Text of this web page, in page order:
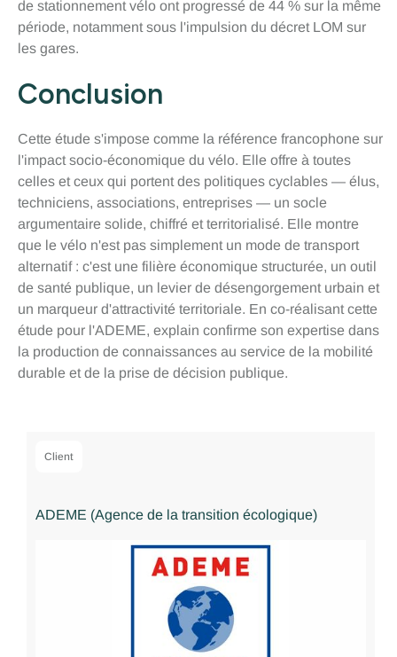
de stationnement vélo ont progressé de 44 % sur la même
période, notamment sous l'impulsion du décret LOM sur
les gares.
Conclusion
Cette étude s'impose comme la référence francophone sur
l'impact socio-économique du vélo. Elle offre à toutes
celles et ceux qui portent des politiques cyclables — élus,
techniciens, associations, entreprises — un socle
argumentaire solide, chiffré et territorialisé. Elle montre
que le vélo n'est pas simplement un mode de transport
alternatif : c'est une filière économique structurée, un outil
de santé publique, un levier de désengorgement urbain et
un marqueur d'attractivité territoriale. En co-réalisant cette
étude pour l'ADEME, explain confirme son expertise dans
la production de connaissances au service de la mobilité
durable et de la prise de décision publique.
Client
ADEME (Agence de la transition écologique)